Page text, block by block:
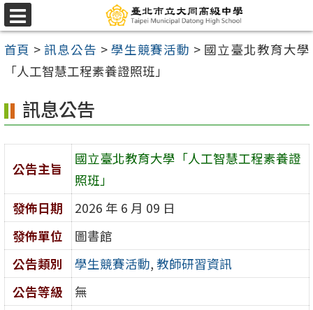
跳
至
主
容
區
選
單
首頁 >訊息公告 > 學生競賽活動 > 國立臺北教育大學
「人工智慧工程素養證照班」
訊息公告
公告主旨
國立臺北教育大學「人工智慧工程素養證
照班」
發佈日期
2026 年 6 月 09 日
發佈單位
圖書館
公告類別
學生競賽活動, 教師研習資訊
公告等級
無